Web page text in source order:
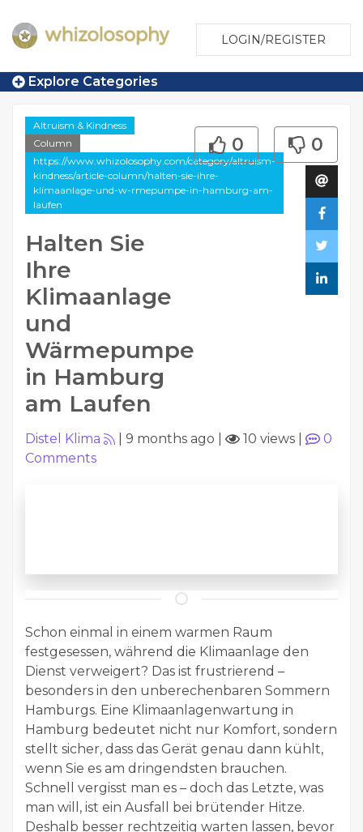
LOGIN/REGISTER
Explore Categories
Altruism & Kindness
Column
https://www.whizolosophy.com/category/altruism-
kindness/article-column/halten-sie-ihre-
klimaanlage-und-w-rmepumpe-in-hamburg-am-
laufen
Halten Sie
Ihre
Klimaanlage
und
Wärmepumpe
in Hamburg
am Laufen
0 0
Distel Klima 9 months ago 10 views
0
Comments
Schon einmal in einem warmen Raum
festgesessen, während die Klimaanlage den
Dienst verweigert? Das ist frustrierend –
besonders in den unberechenbaren Sommern
Hamburgs. Eine Klimaanlagenwartung in
Hamburg bedeutet nicht nur Komfort, sondern
stellt sicher, dass das Gerät genau dann kühlt,
wenn Sie es am dringendsten brauchen.
Schnell vergisst man es – doch das Letzte, was
man will, ist ein Ausfall bei brütender Hitze.
Deshalb besser rechtzeitig warten lassen, bevor